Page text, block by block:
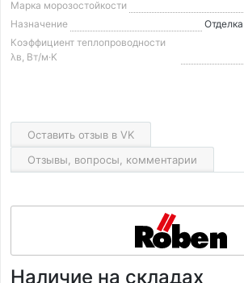
Марка морозостойкости
Назначение
Коэффициент теплопроводности
λв, Вт/м·K
Оставить отзыв в VK
Отзывы, вопросы, комментарии
Наличие на складах